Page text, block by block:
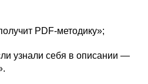
PDF-методику»;
узнали себя в описании —